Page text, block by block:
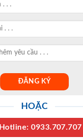
HOẶC
Hotline: 0933.707.707